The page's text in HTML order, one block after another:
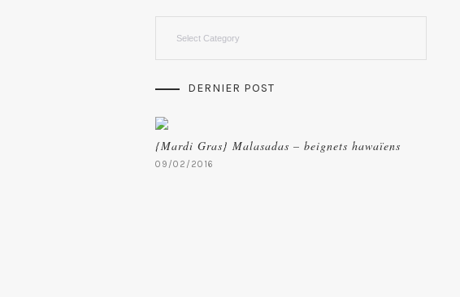
DERNIER POST
{Mardi Gras} Malasadas – beignets hawaïens
09/02/2016